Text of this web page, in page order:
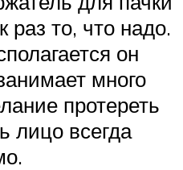
раз то, что надо.
он
много
протереть
лицо всегда